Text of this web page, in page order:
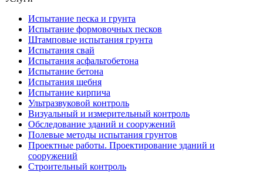
Испытание песка и грунта
Испытание формовочных песков
Штамповые испытания грунта
Испытания свай
Испытания асфальтобетона
Испытание бетона
Испытания щебня
Испытание кирпича
Ультразвуковой контроль
Визуальный и измерительный контроль
Обследование зданий и сооружений
Полевые методы испытания грунтов
Проектные работы. Проектирование зданий и
сооружений
Строительный контроль